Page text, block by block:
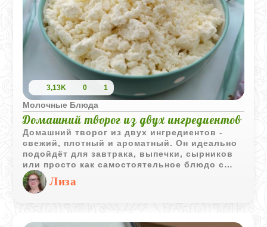
3,13K 0 1
Молочные Блюда
Домашний творог из двух ингредиентов
Домашний творог из двух ингредиентов -
свежий, плотный и ароматный. Он идеально
подойдёт для завтрака, выпечки, сырников
или просто как самостоятельное блюдо с
ложечкой мёда, ягодами или орехами.
Натуральный вкус и нежная текстура делают
его универсальной основой для множества
рецептов.
Лиза